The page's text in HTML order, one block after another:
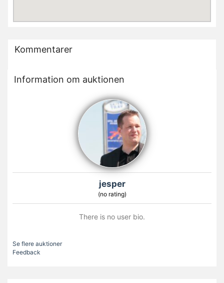
Kommentarer
Information om auktionen
jesper
(no rating)
There is no user bio.
Se flere auktioner
Feedback